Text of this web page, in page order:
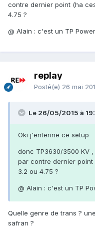
contre dernier point (ha
4.75 ?
@ Alain : c'est un TP Power
replay
Posté(e) 26 mai
Le 26/05/2015 à
Oki j'enterine ce setup
donc TP3630/3500 KV
par contre dernier point
3.2 ou 4.75 ?
@ Alain : c'est un TP
Quelle genre de trans ?
safran ?